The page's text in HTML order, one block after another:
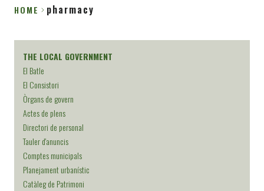
HOME pharmacy
THE LOCAL GOVERNMENT
El Batle
El Consistori
Òrgans de govern
Actes de plens
Directori de personal
Tauler d'anuncis
Comptes municipals
Planejament urbanístic
Catàleg de Patrimoni